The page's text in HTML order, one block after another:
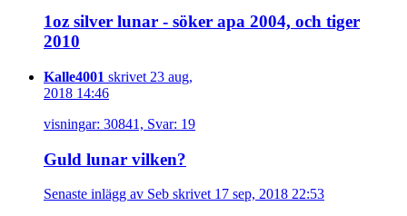
1oz silver lunar - söker apa 2004, och tiger
2010
Kalle4001 skrivet 23 aug,
2018 14:46
visningar: 30841, Svar: 19
Guld lunar vilken?
Senaste inlägg av Seb skrivet 17 sep, 2018 22:53